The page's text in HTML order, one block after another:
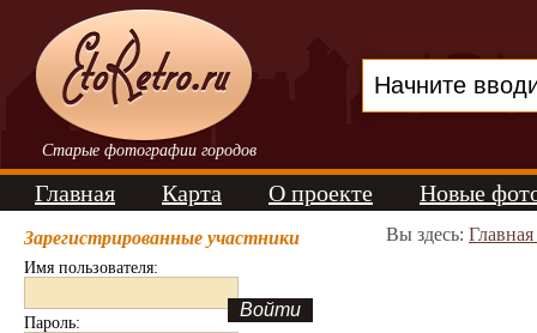
Старые фотографии городов
Главная Карта О проекте Новые
Зарегистрированные участники
Имя пользователя:
Пароль:
Вы здесь: